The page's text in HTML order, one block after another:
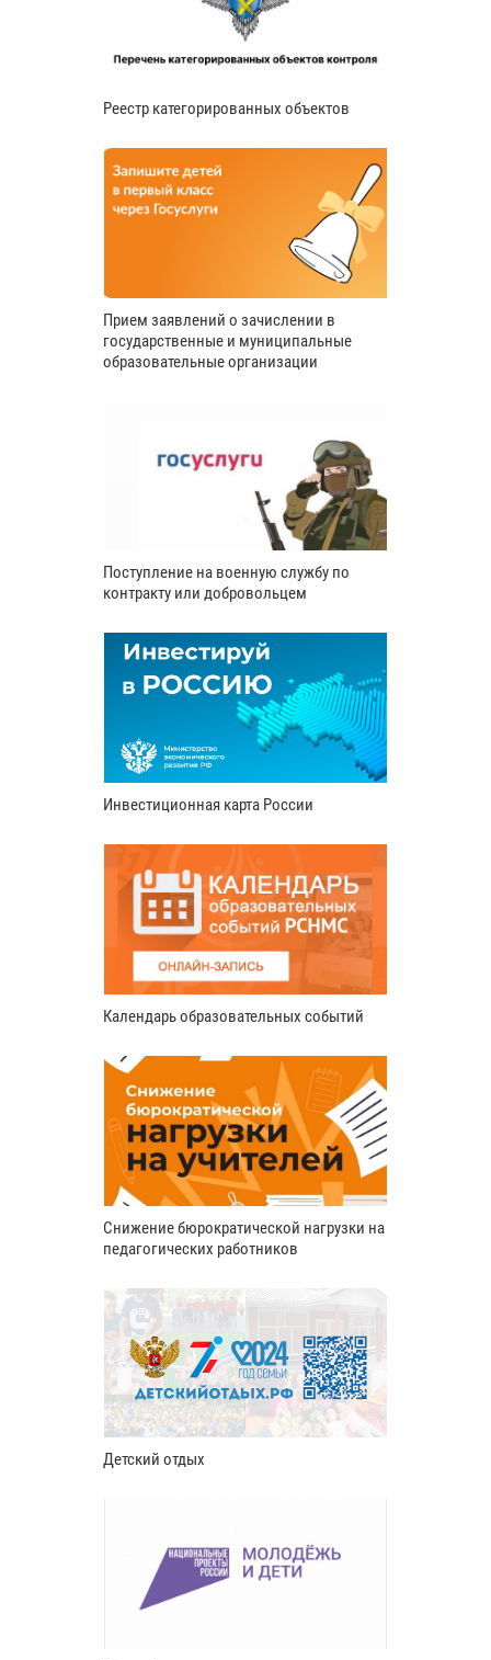
Реестр категорированных объектов
Прием заявлений о зачислении в
государственные и муниципальные
образовательные организации
Поступление на военную службу по
контракту или добровольцем
Инвестиционная карта России
Календарь образовательных событий
Снижение бюрократической нагрузки на
педагогических работников
Детский отдых